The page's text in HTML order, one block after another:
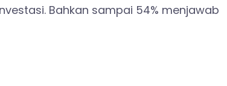
Bahkan sampai 54% menjawab